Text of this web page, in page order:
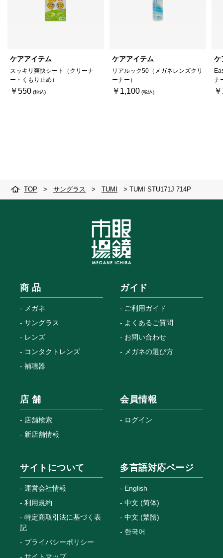
ケアアイテム
スッキリ爽快シート（クリーナ
ー・くもり止め）
￥550
ケアアイテム
リアルック50（メガネレンズクリ
ーナー）
￥1,100
ケ
ナ
TOP > サングラス > TUMI > TUMI STU171J 714P
商 品
メガネ
サングラス
レンズ
コンタクトレンズ
補聴器
ガイド
ご利用ガイド
よくあるご質問
お問い合わせ
メガネの選び方
店 舗
店舗検索
新店舗情報
会員情報
ログイン
サイトについて
運営会社情報
利用規約
特定商取引法に基づく表
記
プライバシーポリシー
サイトマップ
多言語対応ページ
English
中文 (简体)
中文 (繁體)
한국어